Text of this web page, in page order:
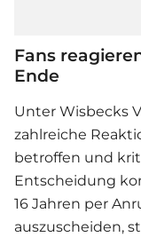
Fans
Ende
Unter Wisbecks
zahlreiche
betroffen und
Entscheidung
16 Jahren per
auszuscheiden,